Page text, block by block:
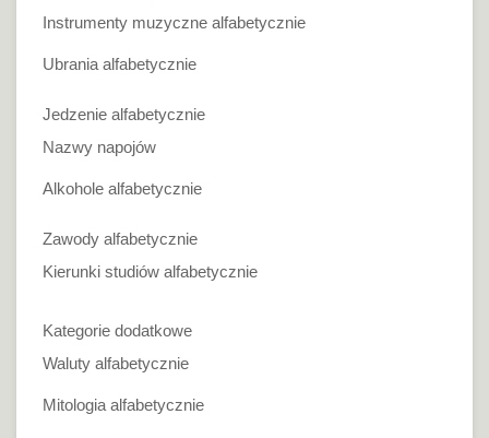
Instrumenty muzyczne alfabetycznie
Ubrania alfabetycznie
Jedzenie alfabetycznie
Nazwy napojów
Alkohole alfabetycznie
Zawody alfabetycznie
Kierunki studiów alfabetycznie
Kategorie dodatkowe
Waluty alfabetycznie
Mitologia alfabetycznie